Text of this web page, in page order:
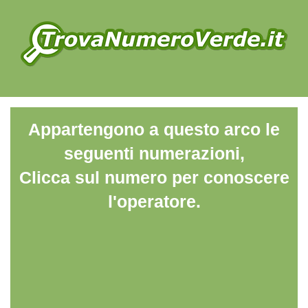
Appartengono a questo arco le
seguenti numerazioni,
Clicca sul numero per conoscere
l'operatore.